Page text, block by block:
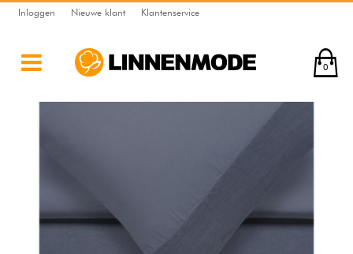
Inloggen Nieuwe klant Klantenservice
0